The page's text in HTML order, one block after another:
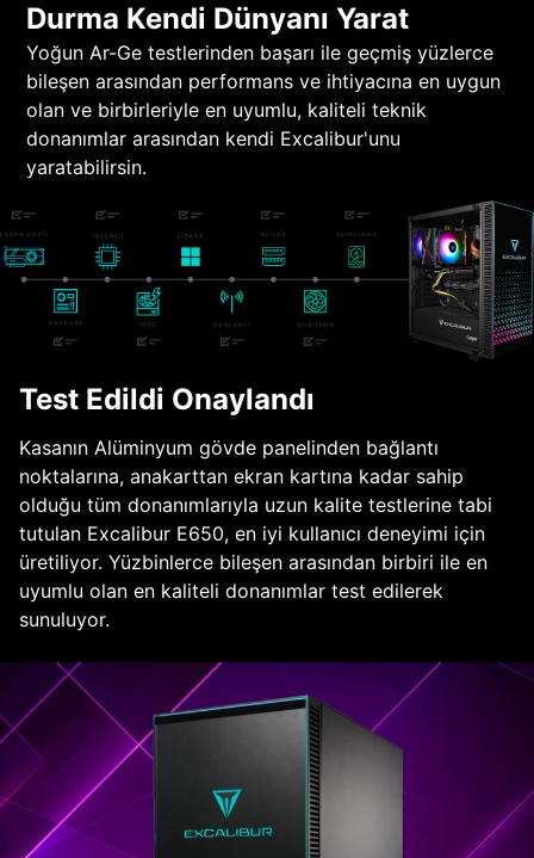
Durma Kendi Dünyanı Yarat
Yoğun Ar-Ge testlerinden başarı ile geçmiş yüzlerce
bileşen arasından performans ve ihtiyacına en uygun
olan ve birbirleriyle en uyumlu, kaliteli teknik
donanımlar arasından kendi Excalibur'unu
yaratabilirsin.
Test Edildi Onaylandı
Kasanın Alüminyum gövde panelinden bağlantı
noktalarına, anakarttan ekran kartına kadar sahip
olduğu tüm donanımlarıyla uzun kalite testlerine tabi
tutulan Excalibur E650, en iyi kullanıcı deneyimi için
üretiliyor. Yüzbinlerce bileşen arasından birbiri ile en
uyumlu olan en kaliteli donanımlar test edilerek
sunuluyor.